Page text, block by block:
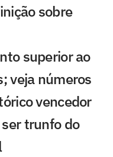
sobre
superior ao
veja números
vencedor
trunfo do